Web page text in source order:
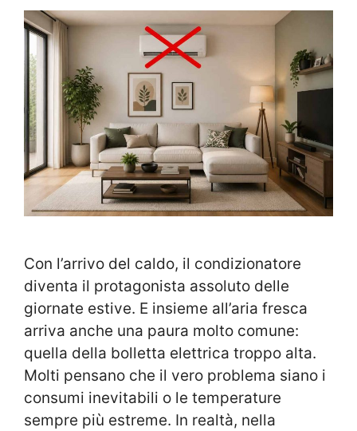
Con l’arrivo del caldo, il condizionatore
diventa il protagonista assoluto delle
giornate estive. E insieme all’aria fresca
arriva anche una paura molto comune:
quella della bolletta elettrica troppo alta.
Molti pensano che il vero problema siano i
consumi inevitabili o le temperature
sempre più estreme. In realtà, nella